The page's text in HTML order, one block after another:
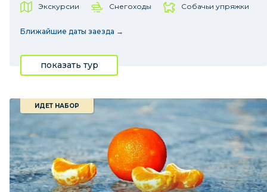
Экскурсии Снегоходы Собачьи упряжки
Ближайшие даты заезда →
показать тур
ИДЕТ НАБОР